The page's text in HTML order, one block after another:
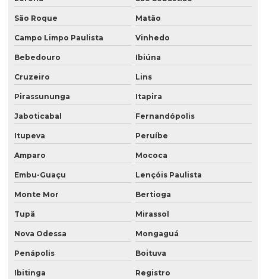
Saco valvulado impresso
Saco valvulado laminado
Saco valvulado laminado de rafia
Saco valvulado lateral
Saco valvulado com manga externa
Saco valvulado multifolhado
Saco valvulado de papel
Saco valvulado polipropileno
Saco valvulado produto quimico
Saco valvulado de rafia
Saco valvulado rafia transparente
São Roque Matão
Campo Limpo Paulista Vinhedo
Bebedouro Ibiúna
Cruzeiro Lins
Pirassununga Itapira
Jaboticabal Fernandópolis
Itupeva Peruíbe
Amparo Mococa
Embu-Guaçu Lençóis Paulista
Monte Mor Bertioga
Tupã Mirassol
Nova Odessa Mongaguá
Penápolis Boituva
Ibitinga Registro